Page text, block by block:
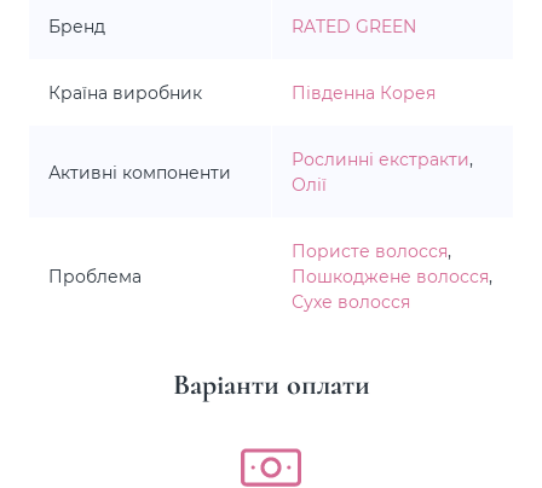
Бренд RATED GREEN
Країна виробник Південна Корея
Активні компоненти
Рослинні екстракти,
Олії
Проблема
Пористе волосся,
Пошкоджене волосся,
Сухе волосся
Варіанти оплати